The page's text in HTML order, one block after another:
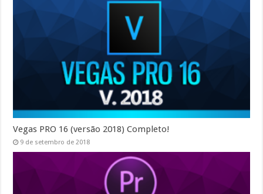
Vegas PRO 16 (versão 2018) Completo!
9 de setembro de 2018